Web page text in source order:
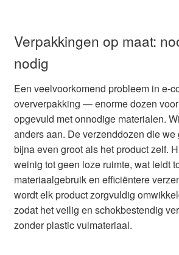
Verpakkingen op maat:
nodig
Een veelvoorkomend probleem in e-
oververpakking — enorme dozen
opgevuld met onnodige materialen.
anders aan. De verzenddozen die we
bijna even groot als het product zelf.
weinig tot geen loze ruimte, wat leidt
materiaalgebruik en efficiëntere
wordt elk product zorgvuldig
zodat het veilig en schokbestendig
zonder plastic vulmateriaal.